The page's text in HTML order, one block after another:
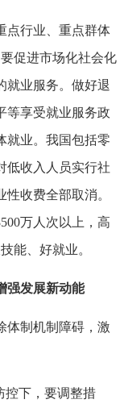
点行业、重点群体
促进市场化社会化
就业服务。做好退
等享受就业服务政
就业。我国包括零
低收入人员实行社
收费全部取消。
万人次以上，高
能、好就业。
强发展新动能
体制机制障碍，激
控下，要调整措